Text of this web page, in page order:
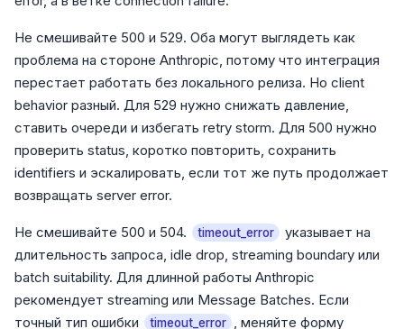
Не смешивайте 500 и 529. Оба могут выглядеть как
проблема на стороне Anthropic, потому что интеграция
перестает работать без локального релиза. Но client
behavior разный. Для 529 нужно снижать давление,
ставить очереди и избегать retry storm. Для 500 нужно
проверить status, коротко повторить, сохранить
identifiers и эскалировать, если тот же путь продолжает
возвращать server error.
Не смешивайте 500 и 504. timeout_error
указывает на
длительность запроса, idle drop, streaming boundary или
batch suitability. Для длинной работы Anthropic
рекомендует streaming или Message Batches. Если
точный тип ошибки
timeout_error , меняйте форму